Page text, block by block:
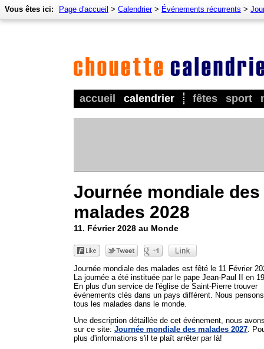
accueil calendrier fêtes sport
Vous êtes ici: Page d'accueil > Calendrier> Événements récurrents >
Journée mondiale des
malades 2028
11. Février 2028 au Monde
Journée mondiale des malades est fêté le 11 Février
La journée a été instituée par le pape Jean-Paul II en
En plus d'un service de l'église de Saint-Pierre trouver
événements clés dans un pays différent. Nous
tous les malades dans le monde.
Une description détaillée de cet événement, nous
sur ce site: Journée mondiale des malades 2027 .
plus d'informations s'il te plaît arrêter par là!